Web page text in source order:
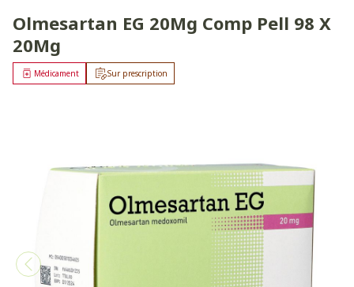
Olmesartan EG 20Mg Comp Pell 98 X
20Mg
Sur prescription
Médicament